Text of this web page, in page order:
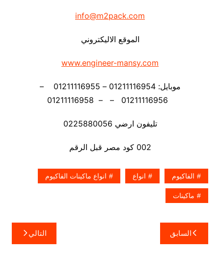
info@m2pack.com
الموقع الاليكتروني
www.engineer-mansy.com
موبايل: 01211116954 – 01211116955 –
تليفون ارضي 0225880056
002 كود مصر قبل الرقم
الفاكيوم انواع انواع ماكينات الفاكيوم
ماكينات
تصفّح
المقالات
السابق التالي